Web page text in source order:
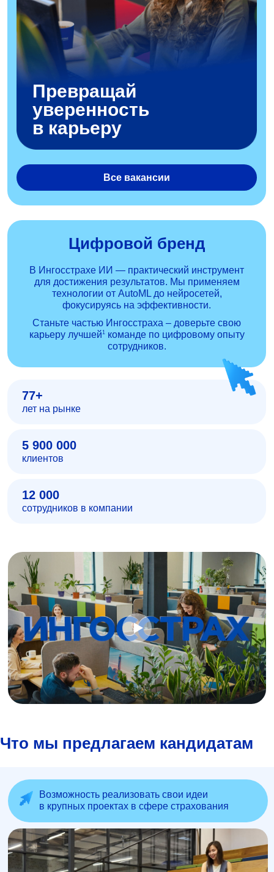
Превращай
уверенность
в карьеру
Все вакансии
Цифровой бренд
В Ингосстрахе ИИ — практический инструмент
для достижения результатов. Мы применяем
технологии от AutoML до нейросетей,
фокусируясь на эффективности.
Станьте частью Ингосстраха – доверьте свою
карьеру лучшей1команде по цифровому опыту
сотрудников.
77+
лет на рынке
12 000
сотрудников в компании
5 900 000
клиентов
Что мы предлагаем кандидатам
Возможность реализовать свои идеи
в крупных проектах в сфере страхования